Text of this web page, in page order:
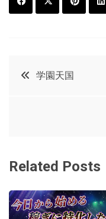
k
t
e
t
投
ビ
ゲ
学園天国
Related Posts